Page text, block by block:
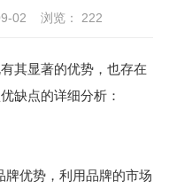
02 浏览： 222
其显著的优势，也存在
缺点的详细分析：
优势，利用品牌的市场